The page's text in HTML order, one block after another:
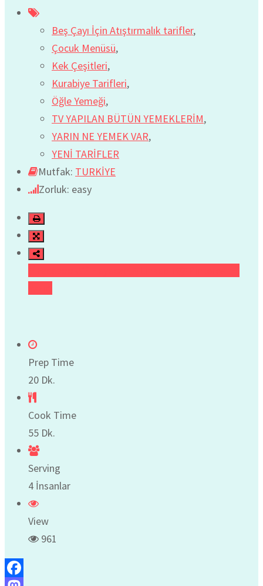
Beş Çayı İçin Atıştırmalık tarifler,
Çocuk Menüsü,
Kek Çeşitleri,
Kurabiye Tarifleri,
Öğle Yemeği,
TV YAPILAN BÜTÜN YEMEKLERİM,
YARIN NE YEMEK VAR,
YENİ TARİFLER
Mutfak: TURKİYE
Zorluk: easy
Prep Time
20 Dk.
Cook Time
55 Dk.
Serving
4 İnsanlar
View
961